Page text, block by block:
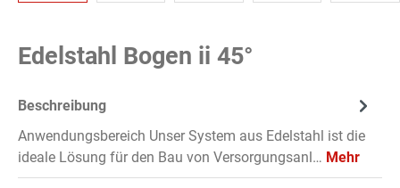
Edelstahl Bogen ii 45°
Beschreibung
Anwendungsbereich Unser System aus Edelstahl ist die
ideale Lösung für den Bau von Versorgungsanl… Mehr